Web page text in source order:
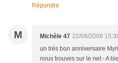
Répondre
M Michèle 47 22/08/2008
un trés bon anniversaire
nous trouves sur le net - A